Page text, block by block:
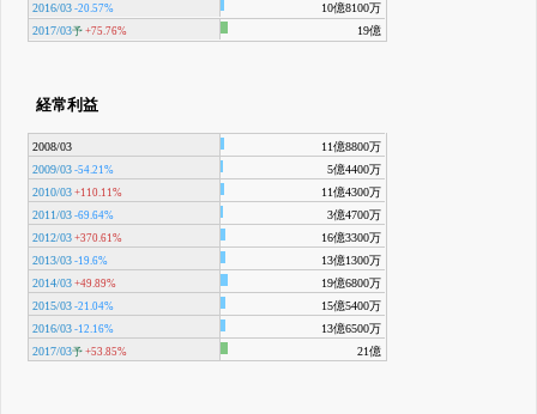
2016/03 -20.57%
10億8100万
2017/03予 +75.76% 19億
経常利益
2008/03
11億8800万
2009/03 -54.21%
5億4400万
2010/03 +110.11%
11億4300万
2011/03 -69.64%
3億4700万
2012/03 +370.61%
16億3300万
2013/03 -19.6%
13億1300万
2014/03 +49.89%
19億6800万
2015/03 -21.04%
15億5400万
2016/03 -12.16%
13億6500万
2017/03予 +53.85% 21億